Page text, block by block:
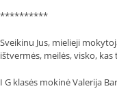
**********
Sveikinu Jus, mielieji
ištvermės, meilės, visko, kas
I G klasės mokinė Valerija